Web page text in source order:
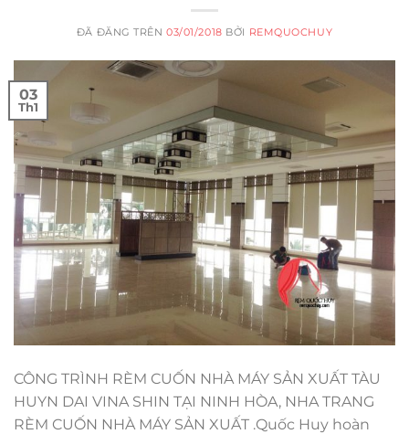
ĐÃ ĐĂNG TRÊN03/01/2018 BỞI REMQUOCHUY
03
Th1
CÔNG TRÌNH RÈM CUỐN NHÀ MÁY SẢN XUẤT TÀU
HUYN DAI VINA SHIN TẠI NINH HÒA, NHA TRANG
RÈM CUỐN NHÀ MÁY SẢN XUẤT .Quốc Huy hoàn